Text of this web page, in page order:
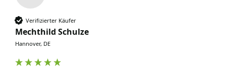
Verifizierter Käufer
Mechthild Schulze
Hannover, DE